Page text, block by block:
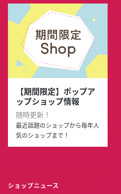
【期間限定】ポップア
ップショップ情報
随時更新！
最近話題のショップから毎年人
気のショップまで！
ショップニュース